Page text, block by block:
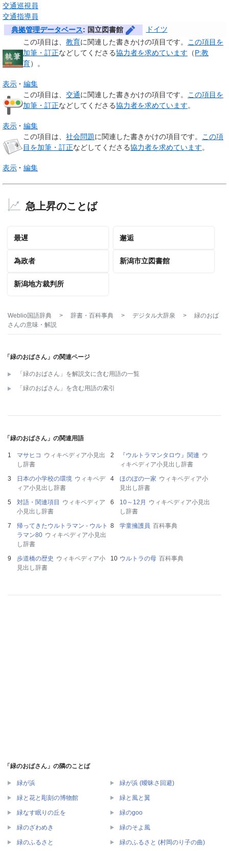
交通巡視員
交通指導員
典拠管理データベース: 国立図書館
ドイツ
この項目は、 教育に関連した書きかけの項目 です。
この項目を
加筆・訂正などしてくださる協力者を求めています （P:教
育）。
表示
編集
この項目は、 交通に関連した書きかけの項目 です。
この項目を
加筆・訂正などしてくださる協力者を求めています。
表示
編集
この項目は、 社会問題に関連した書きかけの項目 です。
この項
目を加筆・訂正などしてくださる協力者を求めています。
表示 編集
急上昇のことば
最遅 邂逅
為政者 新潟市立図書館
新潟地方裁判所
Weblio国語辞典 > 辞書・百科事典 > デジタル大辞泉 >
緑のおば
さんの意味・解説
「緑のおばさん」の関連ページ
「緑のおばさん」を解説文に含む用語の一覧
「緑のおばさん」を含む用語の索引
「緑のおばさん」の関連用語
マサヒコ ウィキペディア小見出
し辞書
『ウルトラマンタロウ』関連 ウ
ィキペディア小見出し辞書
日本の小学校の環境 ウィキペデ
ィア小見出し辞書
ほのぼの一家 ウィキペディア小
見出し辞書
対語・関連項目 ウィキペディア
小見出し辞書
10～12月 ウィキペディア小見出
し辞書
帰ってきたウルトラマン - ウルト
ラマン80 ウィキペディア小見出
し辞書
学童擁護員 百科事典
歩道橋の歴史 ウィキペディア小
見出し辞書
ウルトラの母 百科事典
「緑のおばさん」の隣のことば
緑が浜 緑が浜 (曖昧さ回避)
緑と花と彫刻の博物館 緑と風と翼
緑なす眠りの丘を 緑のgoo
緑のざわめき 緑のそよ風
緑のふるさと 緑のふるさと (村岡のり子の曲)